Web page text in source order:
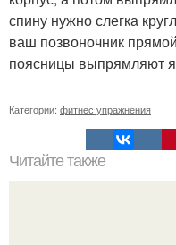
спину нужно слегка
ваш позвоночник
поясницы выпрямляют
Категории: фитнес упражнения
Читайте также